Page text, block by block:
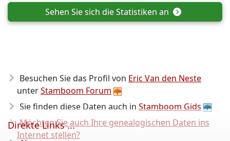
Sehen Sie sich die Statistiken an
Besuchen Sie das Profil von Eric Van den Neste
unterStamboom Forum
Sie finden diese Daten auch in Stamboom Gids
Möchten Sie auch Ihre genealogischen Daten ins
Internet stellen?
Direkte Links ...